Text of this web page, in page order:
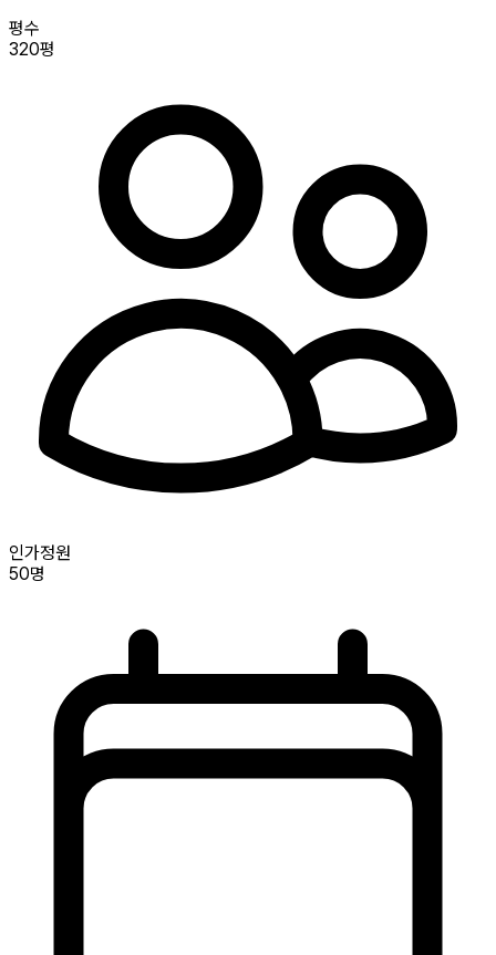
평수
320평
인가정원
50명